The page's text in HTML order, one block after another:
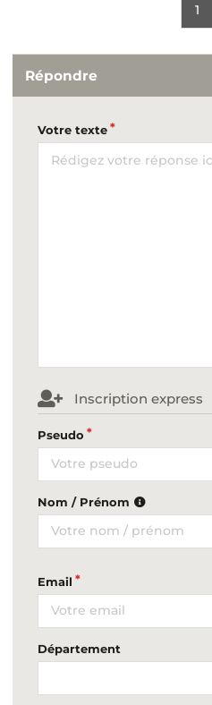
1
Répondre
Votre texte
Inscription express
Pseudo
Nom / Prénom
Email
Département